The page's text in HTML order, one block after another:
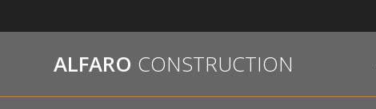
au
ALFARO CONSTRUCTION